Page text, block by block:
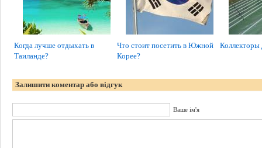
Когда лучше отдыхать в
Таиланде?
Что стоит посетить в Южной
Корее?
Коллекторы
Залишити коментар або відгук
Ваше ім'я